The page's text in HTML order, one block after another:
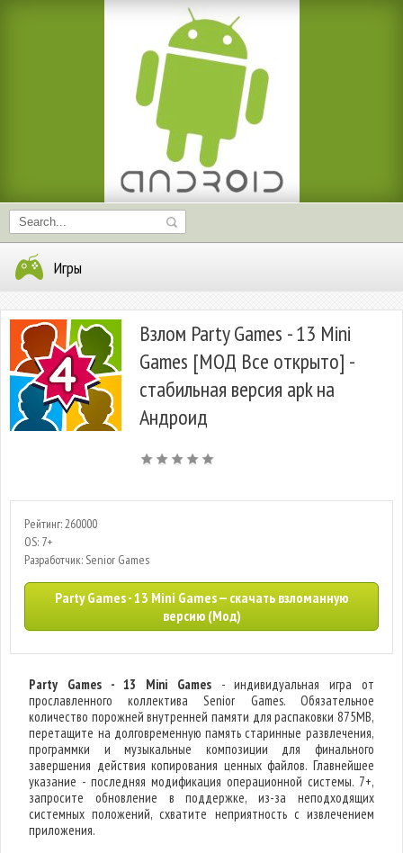
Игры
Взлом Party Games - 13 Mini
Games [МОД Все открыто] -
стабильная версия apk на
Андроид
Рейтинг: 260000
OS: 7+
Разработчик: Senior Games
Party Games - 13 Mini Games — скачать взломанную
версию (Мод)
Party Games - 13 Mini Games- индивидуальная игра от
прославленного коллектива Senior Games. Обязательное
количество порожней внутренней памяти для распаковки 875MB,
перетащите на долговременную память старинные развлечения,
программки и музыкальные композиции для финального
завершения действия копирования ценных файлов. Главнейшее
указание - последняя модификация операционной системы. 7+,
запросите обновление в поддержке, из-за неподходящих
системных положений, схватите неприятность с извлечением
приложения.